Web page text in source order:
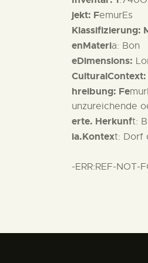
jekt: FemurEs
Klassifizierung:
enMateria: Bon
eDimensions:
hreibung: Fe
unzureichende
erte. Herkunft:
ia.Kontext: Dorf
-ERR:REF-NOT-